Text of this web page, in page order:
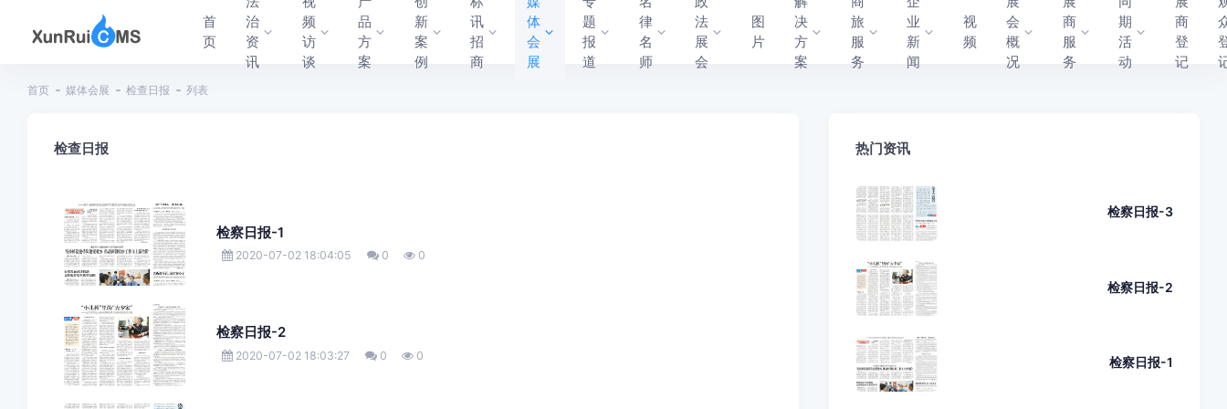
首
页
治
资
讯
频
访
谈
品
方
案
新
案
例
讯
招
商
体
会
展
题
报
道
律
名
师
法
展
会
图
片
决
方
案
旅
服
务
业
新
闻
视
频
会
概
况
商
服
务
期
活
动
商
登
记
首页 媒体会展 检查日报 列表
检查日报
检察日报-1
2020-07-02 18:04:05 0 0
检察日报-2
2020-07-02 18:03:27 0 0
热门资讯
检察日报-3
检察日报-2
检察日报-1